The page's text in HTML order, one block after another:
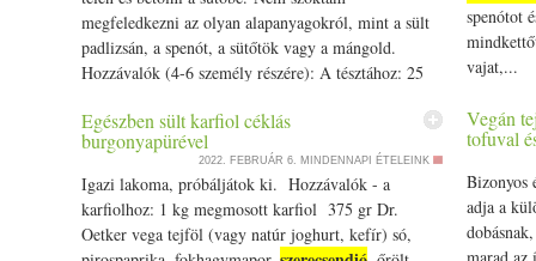
megfeledkezni az olyan alapanyagokról, mint a sült
padlizsán, a spenót, a sütőtök vagy a mángold.
Hozzávalók (4-6 személy részére): A tésztához: 25
olívaolaj A feltéthez: 1 aprított paradicsom konzerv
1 üveg (3,5 dl) saját sült zöldségkrém 4-5 dl víz
(nagyon sűrű volt a sült zöldségkrém) 1 lencse
konzerv egy ek friss zöldfűszer aprítva fél kk
asafoetida 6 dkg vaj 6 dkg liszt 8 dl tej Egy kevés
őröltszerecsendió 40 dkg reszelt sajt Só, frissen
Egészben sült karfiol céklás
burgonyapürével
2022. FEBRUÁR 6. MINDENNAPI ÉTELEINK
Igazi lakoma, próbáljátok ki. Hozzávalók - a
karfiolhoz: 1 kg megmosott karfiol 375 gr Dr.
Oetker vega tejföl (vagy natúr joghurt, kefír) só,
töltünk a
ideje.
otthoni,
fűtött,
hideg
spenótot
vajat,...
Vegán
tofuval
Bizonyos
adja a